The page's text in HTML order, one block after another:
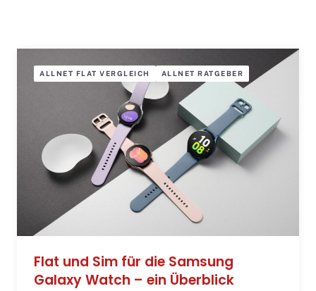
ALLNET FLAT VERGLEICH ALLNET RATGEBER
Flat und Sim für die Samsung
Galaxy Watch – ein Überblick